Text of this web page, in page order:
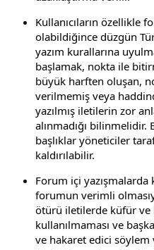
Kullanıcıların özellikle
olabildiğince düzgün
yazım kurallarına
başlamak, nokta ile
büyük harften oluşan,
verilmemiş veya
yazılmış iletilerin zor
alınmadığı
başlıklar yöneticiler
kaldırılabilir.
Forum içi yazışmalarda
forumun verimli
ötürü iletilerde küfür ve
kullanılmaması ve
ve hakaret edici söylem